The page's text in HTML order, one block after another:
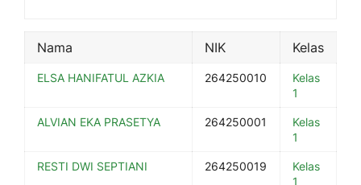
Nama NIK Kelas
ELSA HANIFATUL AZKIA 264250010
Kelas
1
ALVIAN EKA PRASETYA 264250001
Kelas
1
RESTI DWI SEPTIANI 264250019
Kelas
1